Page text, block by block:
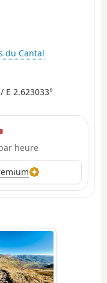
du Cantal
E 2.623033°
heure